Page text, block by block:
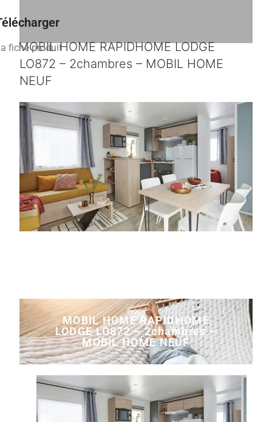
fiche produit
MOBIL HOME RAPIDHOME LODGE
LO872 – 2chambres – MOBIL HOME
NEUF
MOBIL HOME RAPIDHOME
LODGE LO872 – 2chambres –
MOBIL HOME NEUF